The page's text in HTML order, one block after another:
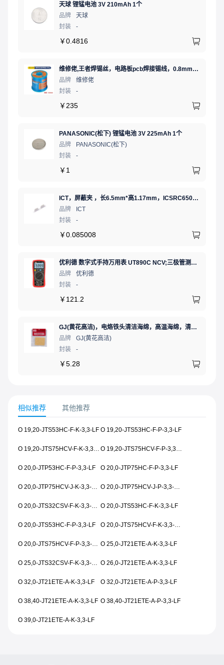
天球 锂锰电池 3V 210mAh 1个
品牌
天球
封装
-
￥0.4816
维修佬,王者焊锡丝，电路板pcb焊接锡线，0.8mm800g,1个
品牌
维修佬
封装
-
￥ 235
PANASONIC(松下) 锂锰电池 3V 225mAh 1个
品牌
PANASONIC(松下)
封装
-
￥ 1
ICT，屏蔽夹 ，长6.5mm*高1.17mm，ICSRC6508-015SFR
品牌
ICT
封装
-
￥0.085008
优利德 数字式手持万用表 UT890C NCV;三极管测试;二极管测试;火线辨别;真有效值;通断测试
品牌
优利德
封装
-
￥ 121.2
GJ(黄花高洁)，电烙铁头清洁海绵，高温海绵，清洁棉，除锡棉，擦锡棉，ST-11A
品牌
GJ(黄花高洁)
封装
-
￥5.28
相似推荐 其他推荐
O 19,20-JTS53HC-F-K-3,3-LF O 19,20-JTS53HC-F-P-3,3-LF
O 20,0-JTP53HC-F-P-3,3-LF O 20,0-JTP75HC-F-P-3,3-LF
O 20,0-JTS53HC-F-K-3,3-LF
O 20,0-JTS53HC-F-P-3,3-LF
O 25,0-JT21ETE-A-K-3,3-LF
O 26,0-JT21ETE-A-K-3,3-LF
O 32,0-JT21ETE-A-K-3,3-LF O 32,0-JT21ETE-A-P-3,3-LF
O 38,40-JT21ETE-A-K-3,3-LF O 38,40-JT21ETE-A-P-3,3-LF
O 39,0-JT21ETE-A-K-3,3-LF